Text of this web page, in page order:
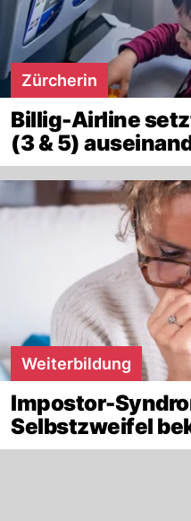
Zürcherin
Billig-Airline
(3 & 5)
Weiterbildung
Impostor-
Selbstzweifel